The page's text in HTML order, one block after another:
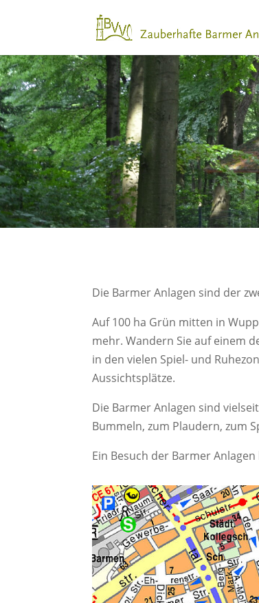
Die Barmer Anlagen sind der
Auf 100 ha Grün mitten in
mehr. Wandern Sie auf einem
in den vielen Spiel- und
Aussichtsplätze.
Die Barmer Anlagen sind
Bummeln, zum Plaudern, zum
Ein Besuch der Barmer